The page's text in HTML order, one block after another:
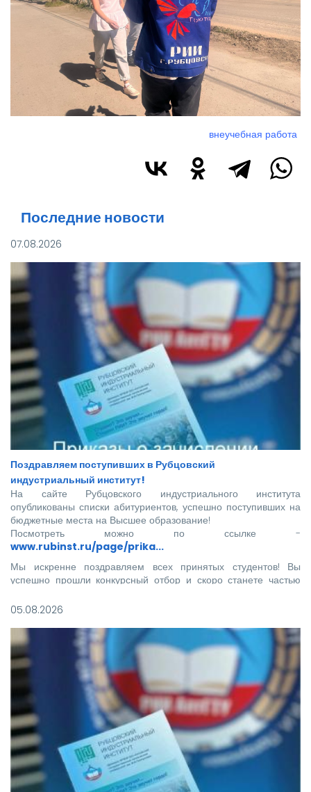
внеучебная работа
Последние новости
07.08.2026
Поздравляем поступивших в Рубцовский
индустриальный институт!
На сайте Рубцовского индустриального института
опубликованы списки абитуриентов, успешно поступивших на
бюджетные места на Высшее образование!
Посмотреть можно по ссылке -
www.rubinst.ru/page/prika...
Мы искренне поздравляем всех принятых студентов! Вы
успешно прошли конкурсный отбор и скоро станете частью
05.08.2026